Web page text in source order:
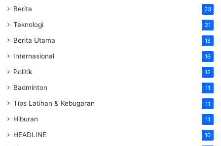
Berita 23
Teknologi 21
Berita Utama 18
Internasional 16
Politik 12
Badminton 11
Tips Latihan & Kebugaran 11
Hiburan 11
HEADLINE 10